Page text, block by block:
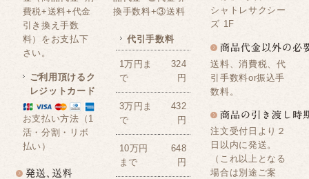
費税+送料+代金
引き換え手数
料）をお支払下
さい。
ご利用頂けるク
レジットカード
お支払い方法（1
活・分割・リボ
払い）
換手数料+③送料
代引手数料
1万円ま
で
324
円
3万円ま
で
432
円
10万円
まで
648
円
シャトレサクシー
ズ 1F
送料、消費税、代
引手数料or振込手
数料。
注文受付日より２
日以内に発送。
（これ以上となる
場合は別途ご案